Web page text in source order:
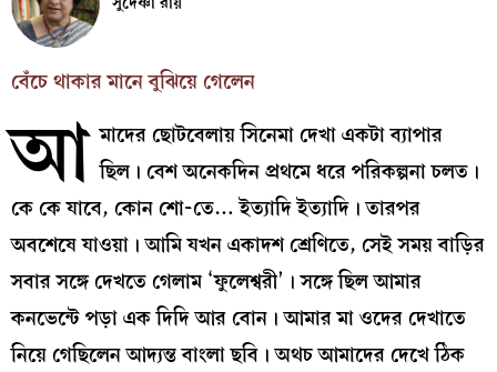
বেঁচে থাকার মানে বুঝিয়ে গেলেন
আ মাদের ছোটবেলায় সিনেমা দেখা একটা ব্যাপার
ছিল। বেশ অনেকদিন প্রথমে ধরে পরিকল্পনা চলত।
কে কে যাবে, কোন শো-তে… ইত্যাদি ইত্যাদি। তারপর
অবশেষে যাওয়া। আমি যখন একাদশ শ্রেণিতে, সেই সময় বাড়ির
সবার সঙ্গে দেখতে গেলাম ‘ফুলেশ্বরী’। সঙ্গে ছিল আমার
কনভেন্টে পড়া এক দিদি আর বোন। আমার মা ওদের দেখাতে
নিয়ে গেছিলেন আদ্যন্ত বাংলা ছবি। অথচ আমাদের দেখে ঠিক